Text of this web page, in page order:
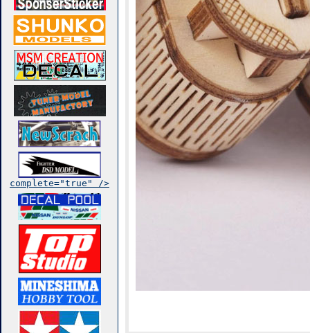
complete="true" />